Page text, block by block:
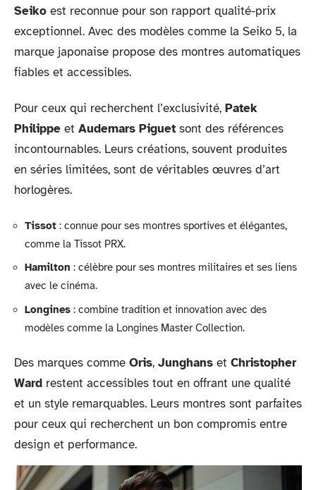
Seiko est reconnue pour son rapport qualité-prix
exceptionnel. Avec des modèles comme la Seiko 5, la
marque japonaise propose des montres automatiques
fiables et accessibles.
Pour ceux qui recherchent l’exclusivité, Patek
Philippe et Audemars Piguet sont des références
incontournables. Leurs créations, souvent produites
en séries limitées, sont de véritables œuvres d’art
horlogères.
Tissot : connue pour ses montres sportives et élégantes,
comme la Tissot PRX.
Hamilton : célèbre pour ses montres militaires et ses liens
avec le cinéma.
Longines : combine tradition et innovation avec des
modèles comme la Longines Master Collection.
Des marques comme Oris, Junghans et Christopher
Ward restent accessibles tout en offrant une qualité
et un style remarquables. Leurs montres sont parfaites
pour ceux qui recherchent un bon compromis entre
design et performance.